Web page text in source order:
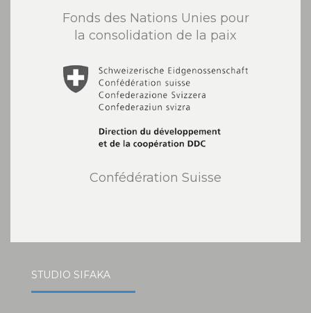
Fonds des Nations Unies pour
la consolidation de la paix
Confédération Suisse
STUDIO SIFAKA